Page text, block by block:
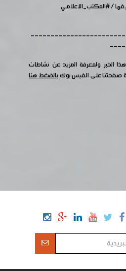
/#المكتب_الاعلامي
الخبر ولمعرفة المزيد عن نشاطات
صفحتنا على الفيس بوكبالضغط هنا